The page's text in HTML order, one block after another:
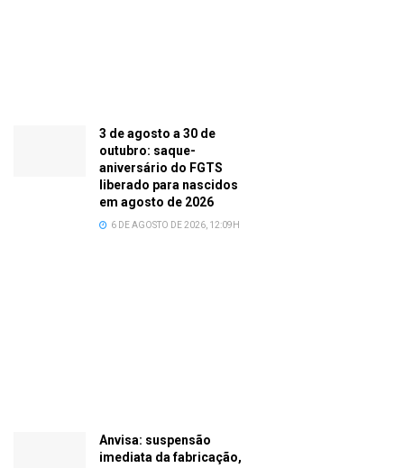
3 de agosto a 30 de
outubro: saque-
aniversário do FGTS
liberado para nascidos
em agosto de 2026
6 DE AGOSTO DE 2026, 12:09H
Anvisa: suspensão
imediata da fabricação,